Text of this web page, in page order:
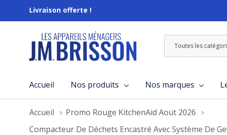
Livraison offerte !
Toutes
les
Rechercher
Accueil Nos produits Nos marques
Accueil
Promo Rouge KitchenAid Aoüt 2026
Compacteur De Déchets Encastré Avec Système De